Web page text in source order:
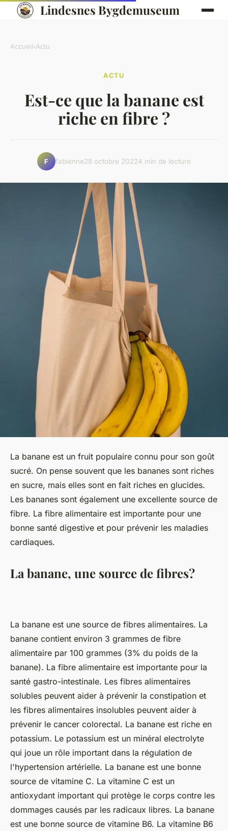
Lindesnes Bygdemuseum
Accueil›Actu
ACTU
Est-ce que la banane est
riche en fibre ?
F fabienne28 octobre 20224 min de lecture
La banane est un fruit populaire connu pour son goût
sucré. On pense souvent que les bananes sont riches
en sucre, mais elles sont en fait riches en glucides.
Les bananes sont également une excellente source de
fibre. La fibre alimentaire est importante pour une
bonne santé digestive et pour prévenir les maladies
cardiaques.
La banane, une source de fibres?
La banane est une source de fibres alimentaires. La
banane contient environ 3 grammes de fibre
alimentaire par 100 grammes (3% du poids de la
banane). La fibre alimentaire est importante pour la
santé gastro-intestinale. Les fibres alimentaires
solubles peuvent aider à prévenir la constipation et
les fibres alimentaires insolubles peuvent aider à
prévenir le cancer colorectal. La banane est riche en
potassium. Le potassium est un minéral electrolyte
qui joue un rôle important dans la régulation de
l'hypertension artérielle. La banane est une bonne
source de vitamine C. La vitamine C est un
antioxydant important qui protège le corps contre les
dommages causés par les radicaux libres. La banane
est une bonne source de vitamine B6. La vitamine B6